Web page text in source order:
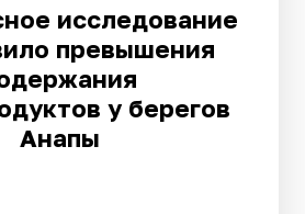
исследование
превышения
у берегов
Анапы